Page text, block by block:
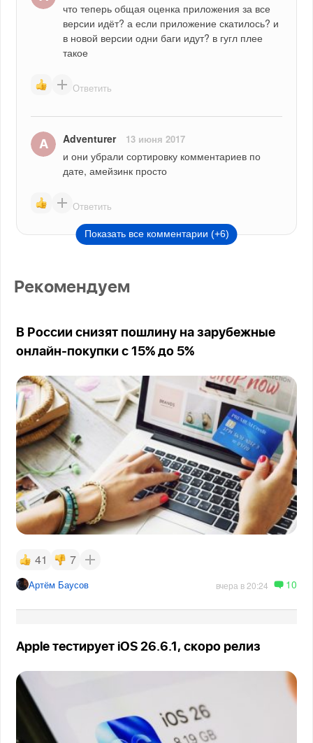
что теперь общая оценка приложения за все
версии идёт? а если приложение скатилось? и
в новой версии одни баги идут? в гугл плее
такое
Ответить
Adventurer 13 июня 2017
и они убрали сортировку комментариев по
дате, амейзинк просто
Ответить
Показать все комментарии (+6)
Рекомендуем
В России снизят пошлину на зарубежные
онлайн-покупки с 15% до 5%
41 7
Артём Баусов вчера в 20:24 10
Apple тестирует iOS 26.6.1, скоро релиз